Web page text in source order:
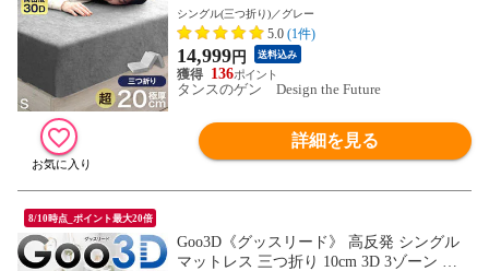
高密度30D 硬め 230N 安心エコテックス 超
低ホル 高反発マットレス 20cm厚 高反発マ
ット 折りたたみ 折り畳み 洗える カバー 1
3810075〔グレー〕
シングル(三つ折り)／グレー
5.0 (1件)
14,999円 送料込み
136
タンスのゲン Design the Future
詳細を見る
8/10時点_ポイント最大20倍
Goo3D《グッスリード》 高反発 シングル
マットレス 三つ折り 10cm 3D 3ゾーン 体